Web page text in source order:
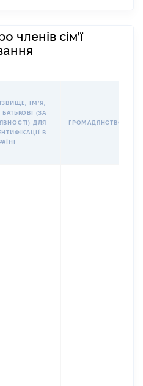
членів сім'ї
ІМʼЯ,
(ЗА
ДЛЯ
В
ГРОМАДЯНСТВО